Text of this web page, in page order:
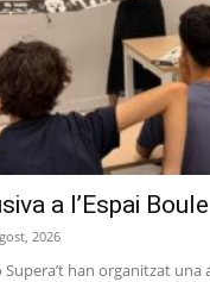
a l’Espai Boule
2026
Supera’t han organitzat